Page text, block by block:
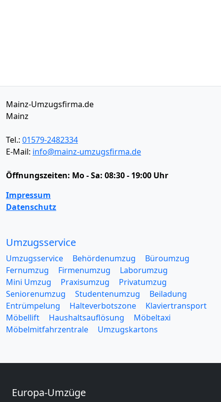
Mainz-Umzugsfirma.de
Mainz
Tel.: 01579-2482334
E-Mail: info@mainz-umzugsfirma.de
Öffnungszeiten: Mo - Sa: 08:30 - 19:00 Uhr
Impressum
Datenschutz
Umzugsservice
Umzugsservice Behördenumzug
Büroumzug
Fernumzug
Firmenumzug
Laborumzug
Mini Umzug
Praxisumzug
Privatumzug
Seniorenumzug
Studentenumzug
Beiladung
Entrümpelung
Halteverbotszone
Klaviertransport
Möbellift
Haushaltsauflösung
Möbeltaxi
Möbelmitfahrzentrale
Umzugskartons
Europa-Umzüge